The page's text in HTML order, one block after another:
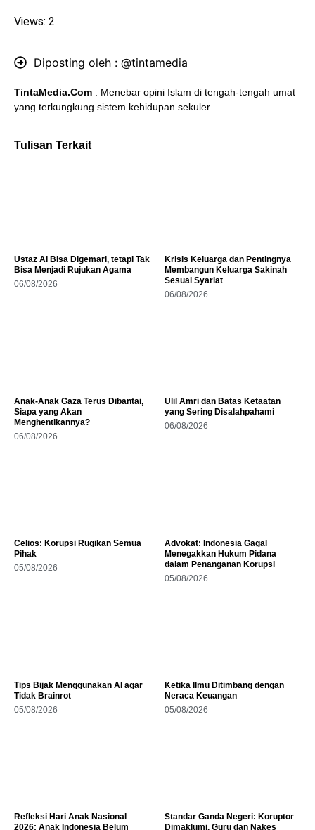
Views: 2
Diposting oleh : @tintamedia
TintaMedia.Com : Menebar opini Islam di tengah-tengah umat
yang terkungkung sistem kehidupan sekuler.
Tulisan Terkait
Ustaz AI Bisa Digemari, tetapi Tak
Bisa Menjadi Rujukan Agama
06/08/2026
Krisis Keluarga dan Pentingnya
Membangun Keluarga Sakinah
Sesuai Syariat
06/08/2026
Anak-Anak Gaza Terus Dibantai,
Siapa yang Akan
Menghentikannya?
06/08/2026
Ulil Amri dan Batas Ketaatan
yang Sering Disalahpahami
06/08/2026
Celios: Korupsi Rugikan Semua
Pihak
05/08/2026
Advokat: Indonesia Gagal
Menegakkan Hukum Pidana
dalam Penanganan Korupsi
05/08/2026
Tips Bijak Menggunakan AI agar
Tidak Brainrot
05/08/2026
Ketika Ilmu Ditimbang dengan
Neraca Keuangan
05/08/2026
Refleksi Hari Anak Nasional
2026: Anak Indonesia Belum
Standar Ganda Negeri: Koruptor
Dimaklumi, Guru dan Nakes